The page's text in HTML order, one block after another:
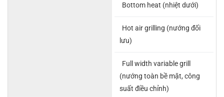
Bottom heat (nhiệt dưới)
Hot air grilling (nướng đối
lưu)
Full width variable grill
(nướng toàn bề mặt, công
suất điều chỉnh)